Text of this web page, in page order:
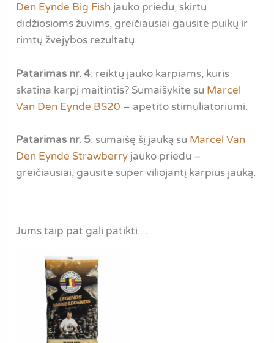
Den Eynde Big Fish jauko priedu, skirtu
didžiosioms žuvims, greičiausiai gausite puikų ir
rimtų žvejybos rezultatų.
Patarimas nr. 4: reiktų jauko karpiams, kuris
skatina karpį maitintis? Sumaišykite su Marcel
Van Den Eynde BS20 – apetito stimuliatoriumi.
Patarimas nr. 5: sumaišę šį jauką su Marcel Van
Den Eynde Strawberry jauko priedu –
greičiausiai, gausite super viliojantį karpius jauką.
Jums taip pat gali patikti…